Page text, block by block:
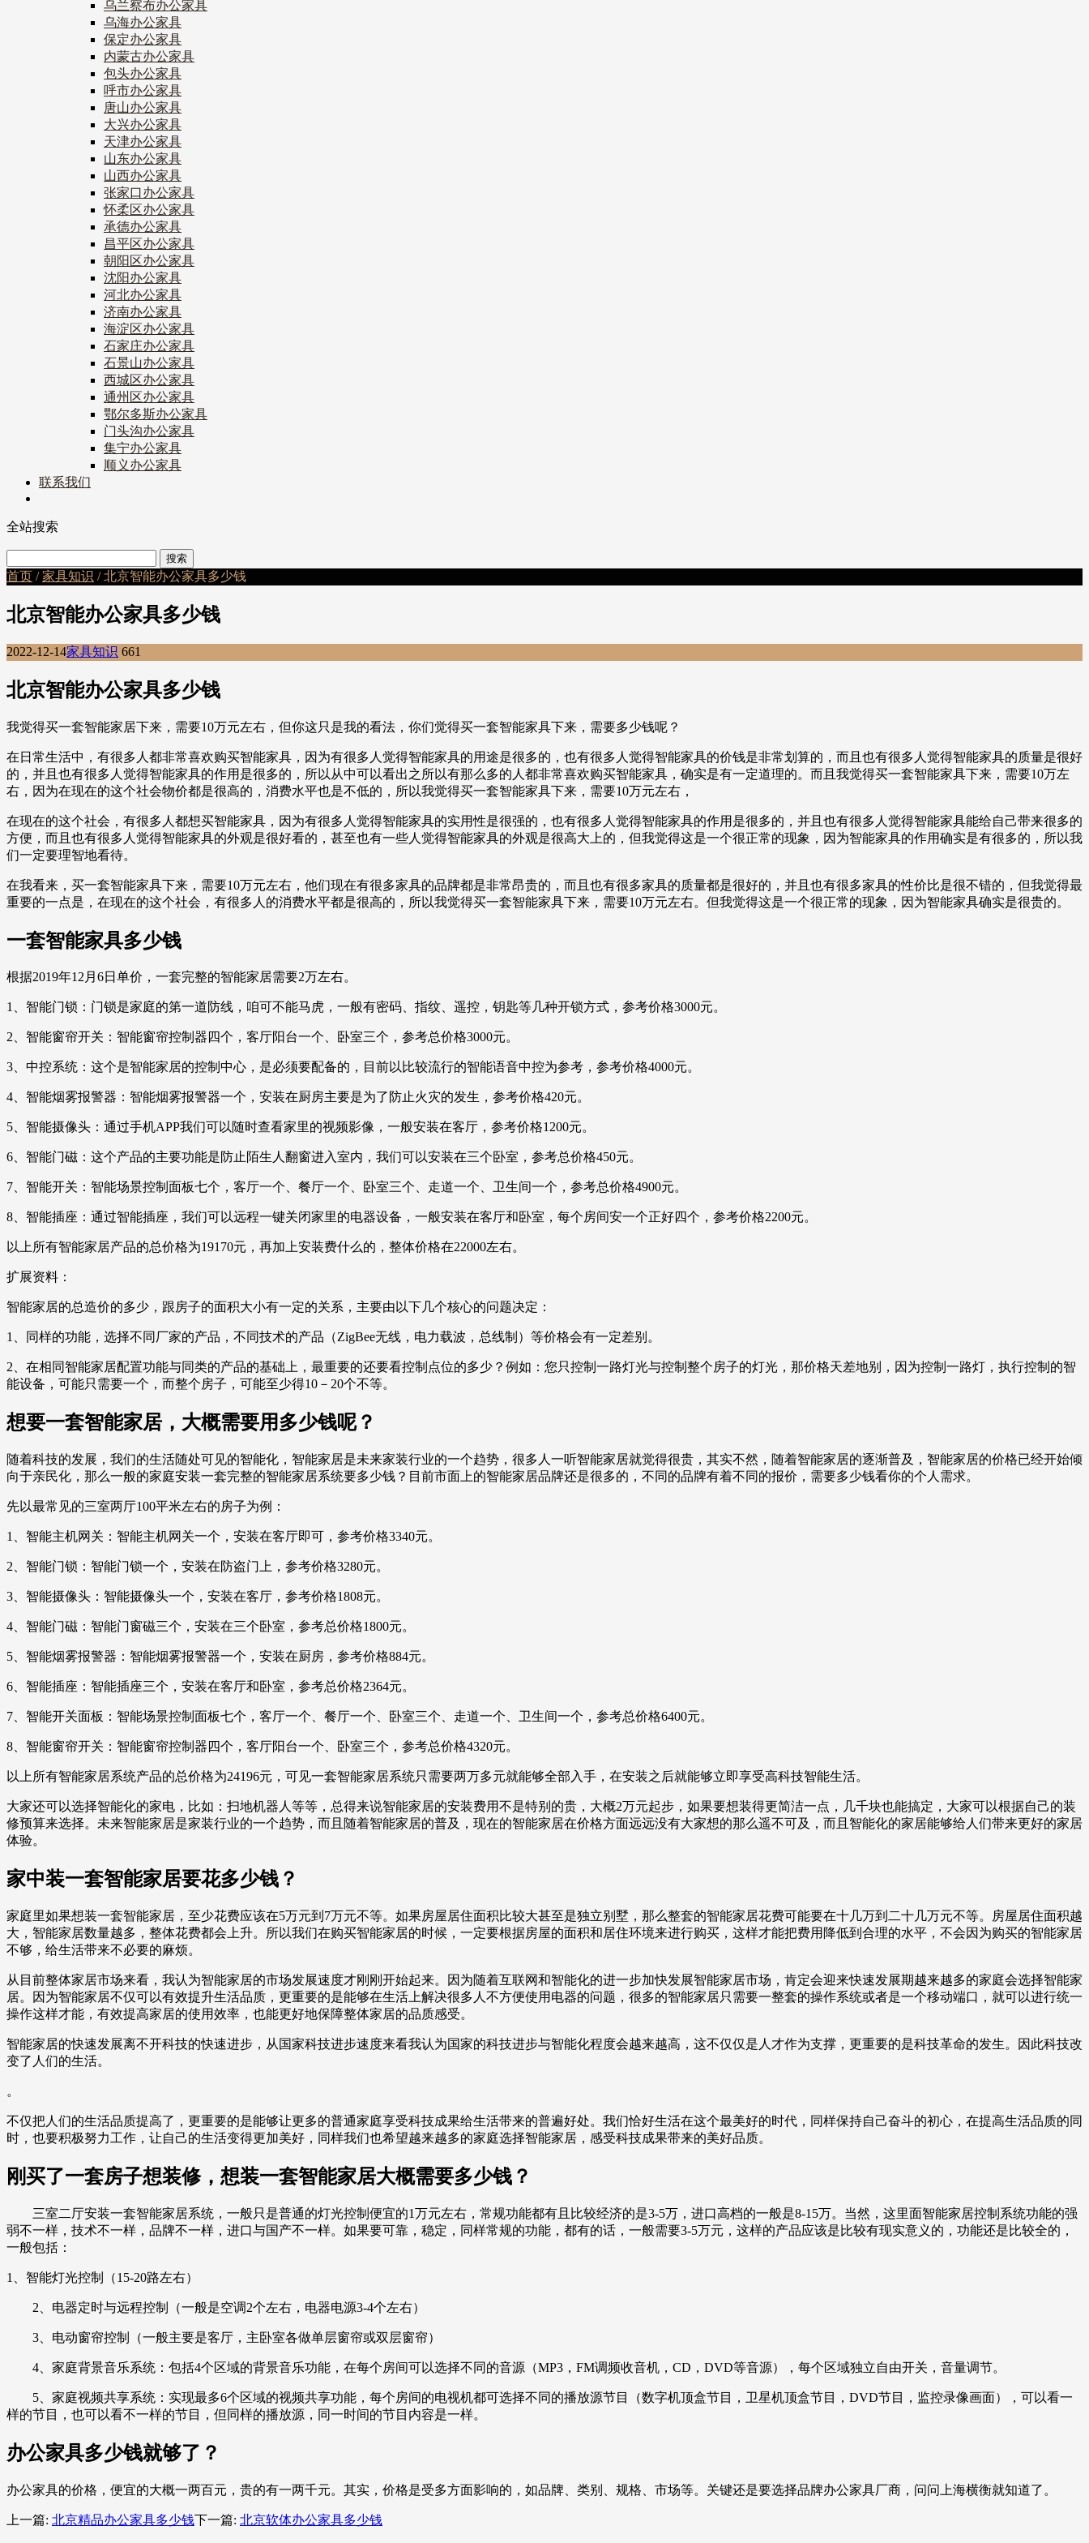
乌兰察布办公家具
乌海办公家具
保定办公家具
内蒙古办公家具
包头办公家具
呼市办公家具
唐山办公家具
大兴办公家具
天津办公家具
山东办公家具
山西办公家具
张家口办公家具
怀柔区办公家具
承德办公家具
昌平区办公家具
朝阳区办公家具
沈阳办公家具
河北办公家具
济南办公家具
海淀区办公家具
石家庄办公家具
石景山办公家具
西城区办公家具
通州区办公家具
鄂尔多斯办公家具
门头沟办公家具
集宁办公家具
顺义办公家具
联系我们
全站搜索
首页 /家具知识 / 北京智能办公家具多少钱
北京智能办公家具多少钱
2022-12-14家具知识 661
北京智能办公家具多少钱
我觉得买一套智能家居下来，需要10万元左右，但你这只是我的看法，你们觉得买一套智能家具下来，需要多少钱呢？
在日常生活中，有很多人都非常喜欢购买智能家具，因为有很多人觉得智能家具的用途是很多的，也有很多人觉得智能家具的价钱是非常划算的，而且也有很多人觉得智能家具的质量是很好
的，并且也有很多人觉得智能家具的作用是很多的，所以从中可以看出之所以有那么多的人都非常喜欢购买智能家具，确实是有一定道理的。而且我觉得买一套智能家具下来，需要10万左
右，因为在现在的这个社会物价都是很高的，消费水平也是不低的，所以我觉得买一套智能家具下来，需要10万元左右，
在现在的这个社会，有很多人都想买智能家具，因为有很多人觉得智能家具的实用性是很强的，也有很多人觉得智能家具的作用是很多的，并且也有很多人觉得智能家具能给自己带来很多的
方便，而且也有很多人觉得智能家具的外观是很好看的，甚至也有一些人觉得智能家具的外观是很高大上的，但我觉得这是一个很正常的现象，因为智能家具的作用确实是有很多的，所以我
们一定要理智地看待。
在我看来，买一套智能家具下来，需要10万元左右，他们现在有很多家具的品牌都是非常昂贵的，而且也有很多家具的质量都是很好的，并且也有很多家具的性价比是很不错的，但我觉得最
重要的一点是，在现在的这个社会，有很多人的消费水平都是很高的，所以我觉得买一套智能家具下来，需要10万元左右。但我觉得这是一个很正常的现象，因为智能家具确实是很贵的。
一套智能家具多少钱
根据2019年12月6日单价，一套完整的智能家居需要2万左右。
1、智能门锁：门锁是家庭的第一道防线，咱可不能马虎，一般有密码、指纹、遥控，钥匙等几种开锁方式，参考价格3000元。
2、智能窗帘开关：智能窗帘控制器四个，客厅阳台一个、卧室三个，参考总价格3000元。
3、中控系统：这个是智能家居的控制中心，是必须要配备的，目前以比较流行的智能语音中控为参考，参考价格4000元。
4、智能烟雾报警器：智能烟雾报警器一个，安装在厨房主要是为了防止火灾的发生，参考价格420元。
5、智能摄像头：通过手机APP我们可以随时查看家里的视频影像，一般安装在客厅，参考价格1200元。
6、智能门磁：这个产品的主要功能是防止陌生人翻窗进入室内，我们可以安装在三个卧室，参考总价格450元。
7、智能开关：智能场景控制面板七个，客厅一个、餐厅一个、卧室三个、走道一个、卫生间一个，参考总价格4900元。
8、智能插座：通过智能插座，我们可以远程一键关闭家里的电器设备，一般安装在客厅和卧室，每个房间安一个正好四个，参考价格2200元。
以上所有智能家居产品的总价格为19170元，再加上安装费什么的，整体价格在22000左右。
扩展资料：
智能家居的总造价的多少，跟房子的面积大小有一定的关系，主要由以下几个核心的问题决定：
1、同样的功能，选择不同厂家的产品，不同技术的产品（ZigBee无线，电力载波，总线制）等价格会有一定差别。
2、在相同智能家居配置功能与同类的产品的基础上，最重要的还要看控制点位的多少？例如：您只控制一路灯光与控制整个房子的灯光，那价格天差地别，因为控制一路灯，执行控制的智
能设备，可能只需要一个，而整个房子，可能至少得10－20个不等。
想要一套智能家居，大概需要用多少钱呢？
随着科技的发展，我们的生活随处可见的智能化，智能家居是未来家装行业的一个趋势，很多人一听智能家居就觉得很贵，其实不然，随着智能家居的逐渐普及，智能家居的价格已经开始倾
向于亲民化，那么一般的家庭安装一套完整的智能家居系统要多少钱？目前市面上的智能家居品牌还是很多的，不同的品牌有着不同的报价，需要多少钱看你的个人需求。
先以最常见的三室两厅100平米左右的房子为例：
1、智能主机网关：智能主机网关一个，安装在客厅即可，参考价格3340元。
2、智能门锁：智能门锁一个，安装在防盗门上，参考价格3280元。
3、智能摄像头：智能摄像头一个，安装在客厅，参考价格1808元。
4、智能门磁：智能门窗磁三个，安装在三个卧室，参考总价格1800元。
5、智能烟雾报警器：智能烟雾报警器一个，安装在厨房，参考价格884元。
6、智能插座：智能插座三个，安装在客厅和卧室，参考总价格2364元。
7、智能开关面板：智能场景控制面板七个，客厅一个、餐厅一个、卧室三个、走道一个、卫生间一个，参考总价格6400元。
8、智能窗帘开关：智能窗帘控制器四个，客厅阳台一个、卧室三个，参考总价格4320元。
以上所有智能家居系统产品的总价格为24196元，可见一套智能家居系统只需要两万多元就能够全部入手，在安装之后就能够立即享受高科技智能生活。
大家还可以选择智能化的家电，比如：扫地机器人等等，总得来说智能家居的安装费用不是特别的贵，大概2万元起步，如果要想装得更简洁一点，几千块也能搞定，大家可以根据自己的装
修预算来选择。未来智能家居是家装行业的一个趋势，而且随着智能家居的普及，现在的智能家居在价格方面远远没有大家想的那么遥不可及，而且智能化的家居能够给人们带来更好的家居
体验。
家中装一套智能家居要花多少钱？
家庭里如果想装一套智能家居，至少花费应该在5万元到7万元不等。如果房屋居住面积比较大甚至是独立别墅，那么整套的智能家居花费可能要在十几万到二十几万元不等。房屋居住面积越
大，智能家居数量越多，整体花费都会上升。所以我们在购买智能家居的时候，一定要根据房屋的面积和居住环境来进行购买，这样才能把费用降低到合理的水平，不会因为购买的智能家居
不够，给生活带来不必要的麻烦。
从目前整体家居市场来看，我认为智能家居的市场发展速度才刚刚开始起来。因为随着互联网和智能化的进一步加快发展智能家居市场，肯定会迎来快速发展期越来越多的家庭会选择智能家
居。因为智能家居不仅可以有效提升生活品质，更重要的是能够在生活上解决很多人不方便使用电器的问题，很多的智能家居只需要一整套的操作系统或者是一个移动端口，就可以进行统一
操作这样才能，有效提高家居的使用效率，也能更好地保障整体家居的品质感受。
智能家居的快速发展离不开科技的快速进步，从国家科技进步速度来看我认为国家的科技进步与智能化程度会越来越高，这不仅仅是人才作为支撑，更重要的是科技革命的发生。因此科技改
变了人们的生活。
。
不仅把人们的生活品质提高了，更重要的是能够让更多的普通家庭享受科技成果给生活带来的普遍好处。我们恰好生活在这个最美好的时代，同样保持自己奋斗的初心，在提高生活品质的同
时，也要积极努力工作，让自己的生活变得更加美好，同样我们也希望越来越多的家庭选择智能家居，感受科技成果带来的美好品质。
刚买了一套房子想装修，想装一套智能家居大概需要多少钱？
三室二厅安装一套智能家居系统，一般只是普通的灯光控制便宜的1万元左右，常规功能都有且比较经济的是3-5万，进口高档的一般是8-15万。当然，这里面智能家居控制系统功能的强
弱不一样，技术不一样，品牌不一样，进口与国产不一样。如果要可靠，稳定，同样常规的功能，都有的话，一般需要3-5万元，这样的产品应该是比较有现实意义的，功能还是比较全的，
一般包括：
1、智能灯光控制（15-20路左右）
2、电器定时与远程控制（一般是空调2个左右，电器电源3-4个左右）
3、电动窗帘控制（一般主要是客厅，主卧室各做单层窗帘或双层窗帘）
4、家庭背景音乐系统：包括4个区域的背景音乐功能，在每个房间可以选择不同的音源（MP3，FM调频收音机，CD，DVD等音源），每个区域独立自由开关，音量调节。
5、家庭视频共享系统：实现最多6个区域的视频共享功能，每个房间的电视机都可选择不同的播放源节目（数字机顶盒节目，卫星机顶盒节目，DVD节目，监控录像画面），可以看一
样的节目，也可以看不一样的节目，但同样的播放源，同一时间的节目内容是一样。
办公家具多少钱就够了？
办公家具的价格，便宜的大概一两百元，贵的有一两千元。其实，价格是受多方面影响的，如品牌、类别、规格、市场等。关键还是要选择品牌办公家具厂商，问问上海横衡就知道了。
上一篇: 北京精品办公家具多少钱下一篇: 北京软体办公家具多少钱